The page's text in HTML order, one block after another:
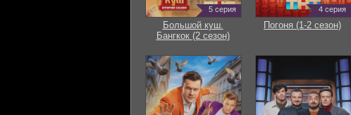
5 серия
Большой куш.
Бангкок (2 сезон)
4 серия
Погоня (1-2 сезон)